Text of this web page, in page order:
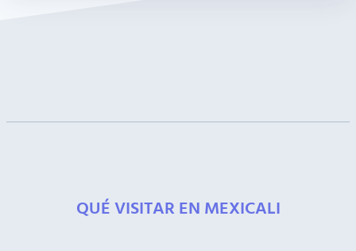
QUÉ VISITAR EN MEXICALI